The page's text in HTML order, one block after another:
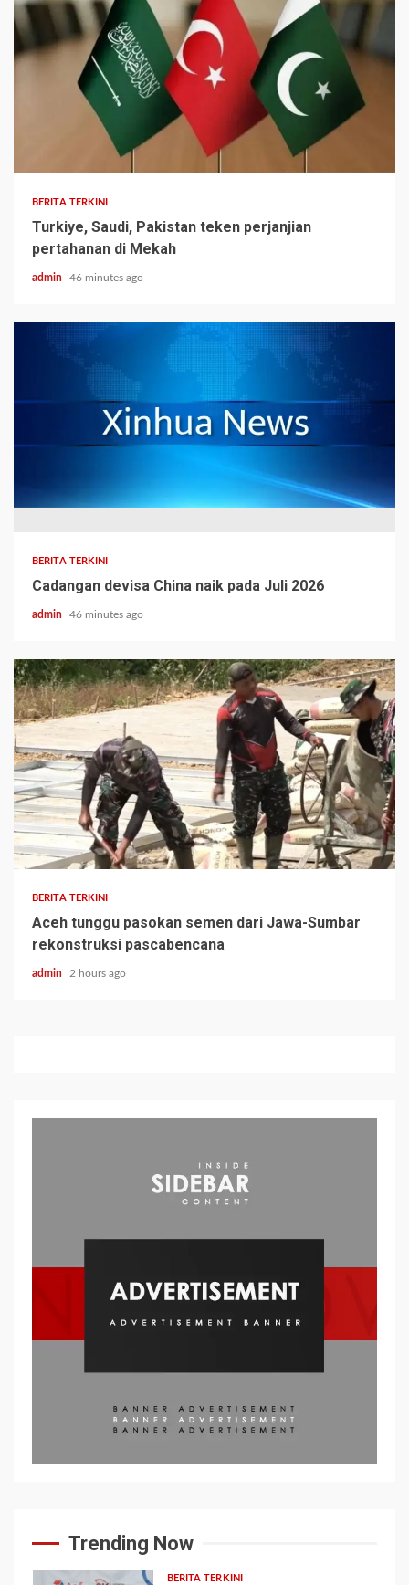
BERITA TERKINI
Turkiye, Saudi, Pakistan teken perjanjian
pertahanan di Mekah
admin 46 minutes ago
BERITA TERKINI
Cadangan devisa China naik pada Juli 2026
admin 46 minutes ago
BERITA TERKINI
Aceh tunggu pasokan semen dari Jawa-Sumbar
rekonstruksi pascabencana
admin 2 hours ago
Trending Now
BERITA TERKINI